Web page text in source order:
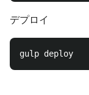
デプロイ